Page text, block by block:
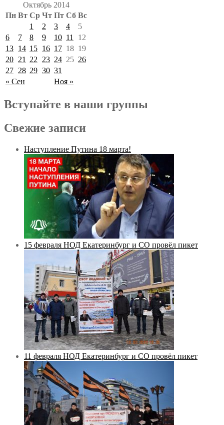
Октябрь 2014
Пн Вт Ср Чт Пт Сб Вс
« Сен Ноя »
1 2 3 4
5
6
7 8 9 10 11
12
13 14 15 16 17 18 19
20 21 22 23 24 25 26
27 28 29 30 31
Вступайте в наши группы
Свежие записи
Наступление Путина 18 марта!
15 февраля НОД Екатеринбург и СО провёл пикет
11 февраля НОД Екатеринбург и СО провёл пикет